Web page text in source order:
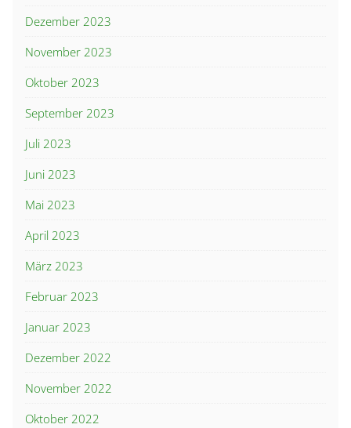
Dezember 2023
November 2023
Oktober 2023
September 2023
Juli 2023
Juni 2023
Mai 2023
April 2023
März 2023
Februar 2023
Januar 2023
Dezember 2022
November 2022
Oktober 2022